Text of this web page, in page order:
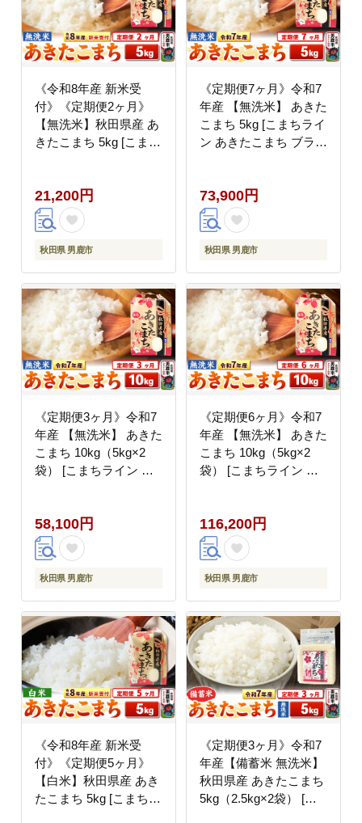
《令和8年産 新米受
付》《定期便2ヶ月》
【無洗米】秋田県産 あ
きたこまち 5kg [こまち
米 無洗米 米どころ 秋
田 秋田県産 新米 先行
受付]
21,200円
秋田県 男鹿市
《定期便7ヶ月》令和7
年産 【無洗米】 あきた
こまち 5kg [こまちライ
ン あきたこまち ブラン
田県産]
73,900円
秋田県 男鹿市
《定期便3ヶ月》令和7
年産 【無洗米】 あきた
こまち 10kg（5kg×2
袋） [こまちライン あ
米どころ 秋田 秋田県
産]
58,100円
秋田県 男鹿市
《定期便6ヶ月》令和7
年産 【無洗米】 あきた
こまち 10kg（5kg×2
袋） [こまちライン あ
米どころ 秋田 秋田県
産]
116,200円
秋田県 男鹿市
《令和8年産 新米受
付》《定期便5ヶ月》
【白米】秋田県産 あき
たこまち 5kg [こまちラ
《定期便3ヶ月》令和7
年産【備蓄米 無洗米】
秋田県産 あきたこまち
5kg（2.5kg×2袋） [こ